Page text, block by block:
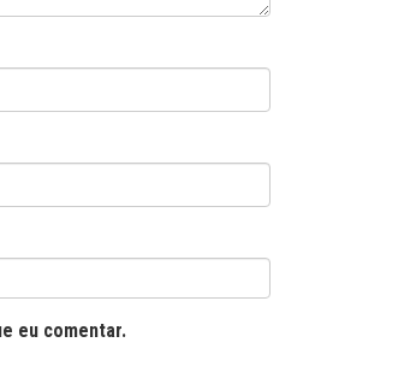
eu comentar.